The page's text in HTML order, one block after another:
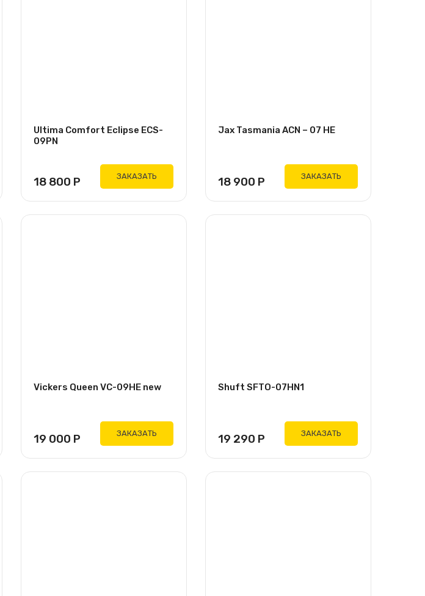
Ultima Comfort Eclipse ECS-
09PN
18 800 Р ЗАКАЗАТЬ
Jax Tasmania ACN – 07 HE
18 900 Р ЗАКАЗАТЬ
Vickers Queen VC-09HE new
19 000 Р ЗАКАЗАТЬ
Shuft SFTO-07HN1
19 290 Р ЗАКАЗАТЬ